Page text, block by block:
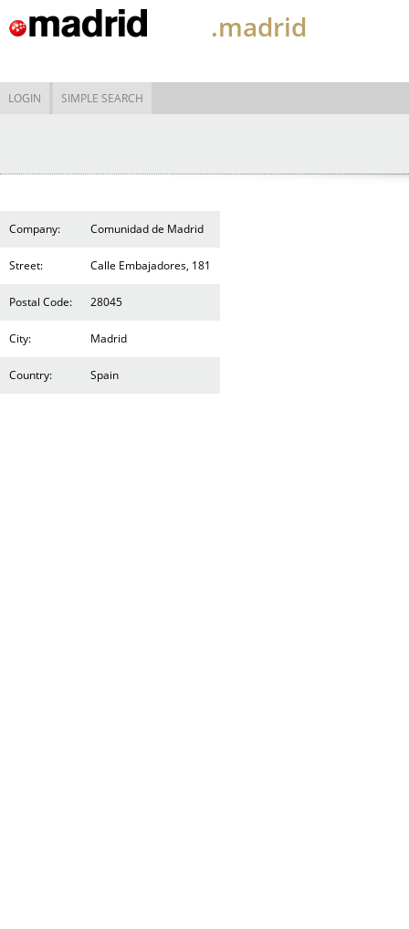
.madrid
LOGIN SIMPLE SEARCH
Company: Comunidad de Madrid
Street: Calle Embajadores, 181
Postal Code: 28045
City: Madrid
Country: Spain